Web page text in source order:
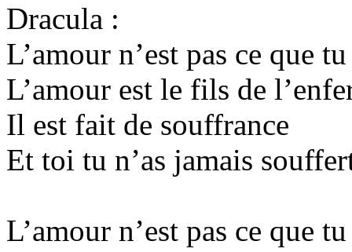
Dracula :
L’amour n’est pas ce que
L’amour est le fils de
Il est fait de souffrance
Et toi tu n’as jamais
L’amour n’est pas ce que